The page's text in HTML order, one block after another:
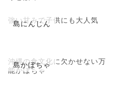
島にんじん
強い甘みで子供にも大人気
島かぼちゃ
沖縄の食文化に欠かせない万
能かぼちゃ